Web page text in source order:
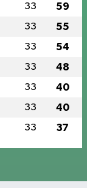
33 59
33 55
33 54
33 48
33 40
33 40
33 37